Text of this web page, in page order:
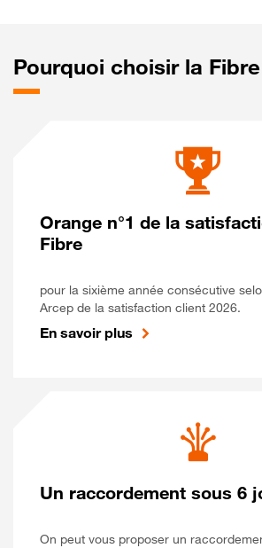
Pourquoi choisir la
Orange n°1 de la
Fibre
pour la sixième année consécutive
Arcep de la satisfaction client 2026.
En savoir plus
Un raccordement sous 6
On peut vous proposer un